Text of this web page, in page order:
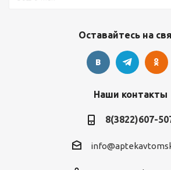
Оставайтесь на
Наши контакты
8(3822)607-